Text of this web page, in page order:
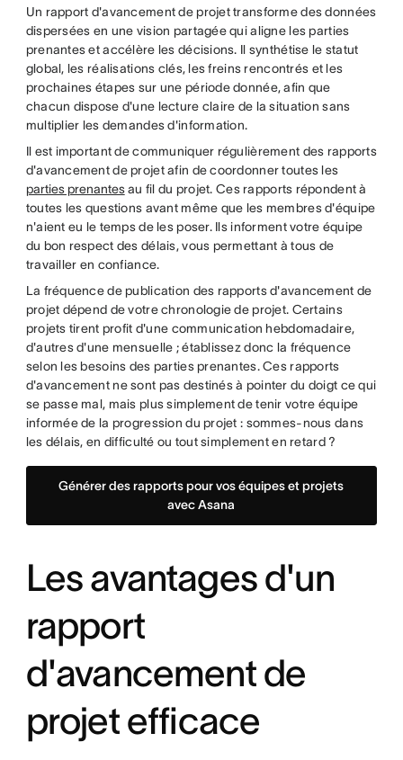
Un rapport d'avancement de projet transforme des données
dispersées en une vision partagée qui aligne les parties
prenantes et accélère les décisions. Il synthétise le statut
global, les réalisations clés, les freins rencontrés et les
prochaines étapes sur une période donnée, afin que
chacun dispose d'une lecture claire de la situation sans
multiplier les demandes d'information.
Il est important de communiquer régulièrement des rapports
d'avancement de projet afin de coordonner toutes les
parties prenantesau fil du projet. Ces rapports répondent à
toutes les questions avant même que les membres d'équipe
n'aient eu le temps de les poser. Ils informent votre équipe
du bon respect des délais, vous permettant à tous de
travailler en confiance.
La fréquence de publication des rapports d'avancement de
projet dépend de votre chronologie de projet. Certains
projets tirent profit d'une communication hebdomadaire,
d'autres d'une mensuelle ; établissez donc la fréquence
selon les besoins des parties prenantes. Ces rapports
d'avancement ne sont pas destinés à pointer du doigt ce qui
se passe mal, mais plus simplement de tenir votre équipe
informée de la progression du projet : sommes-nous dans
les délais, en difficulté ou tout simplement en retard ?
Générer des rapports pour vos équipes et projets
avec Asana
Les avantages d'un
rapport
d'avancement de
projet efficace